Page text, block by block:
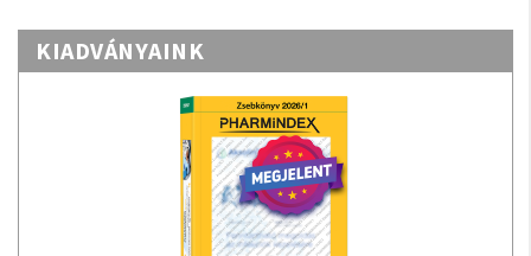
KIADVÁNYAINK